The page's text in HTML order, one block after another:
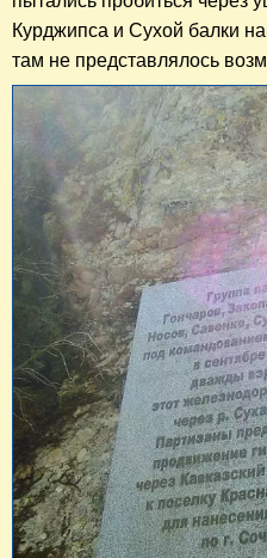
Курджипса и Сухой балки
там не представлялось